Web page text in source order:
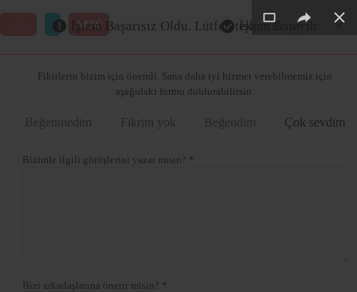
MENÜ
Fikirlerin bizim için önemli. Sana daha iyi hizmet verebilmemiz için
aşağıdaki formu doldurabilirsin.
Beğenmedim Fikrim yok Beğendim Çok sevdim
Bizimle ilgili görüşlerini yazar mısın? *
Bizi arkadaşlarına önerir misin? *
×
×
×
×
İşlem Başarılı ×
İşlem Başarısız Oldu. Lütfen tekrar deneyin ×